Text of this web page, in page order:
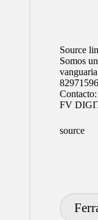
Source
Somos
Contacto:
FV
source